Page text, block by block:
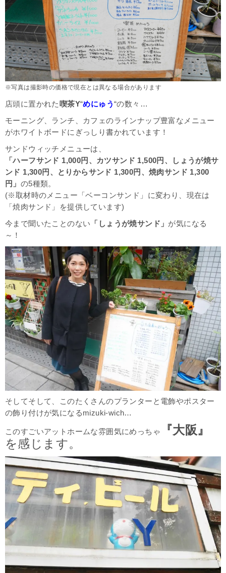
※写真は撮影時の価格で現在とは異なる場合があります
店頭に置かれた 喫茶Y“めにゅう“の数々…
モーニング、ランチ、カフェのラインナップ豊富なメニュー
がホワイトボードにぎっしり書かれています！
サンドウィッチメニューは、
「ハーフサンド 1,000円、カツサンド 1,500円、しょうが焼サ
ンド 1,300円、とりからサンド 1,300円、焼肉サンド 1,300
円」 の5種類。
(※取材時のメニュー「ベーコンサンド」に変わり、現在は
「焼肉サンド」を提供しています)
今まで聞いたことのない 「しょうが焼サンド」 が気になる
～！
そしてそして、このたくさんのプランターと電飾やポスター
の飾り付けが気になるmizuki-wich…
このすごいアットホームな雰囲気にめっちゃ
『大阪』
を感じます。